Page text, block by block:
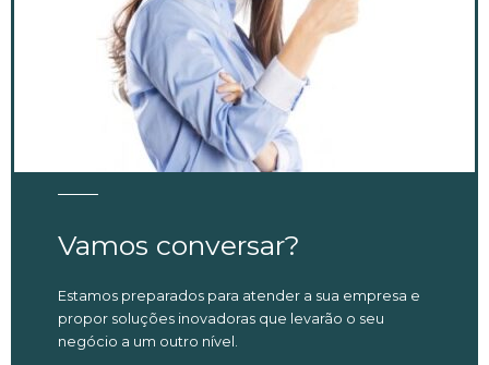
Vamos conversar?
Estamos preparados para atender a sua empresa e
propor soluções inovadoras que levarão o seu
negócio a um outro nível.